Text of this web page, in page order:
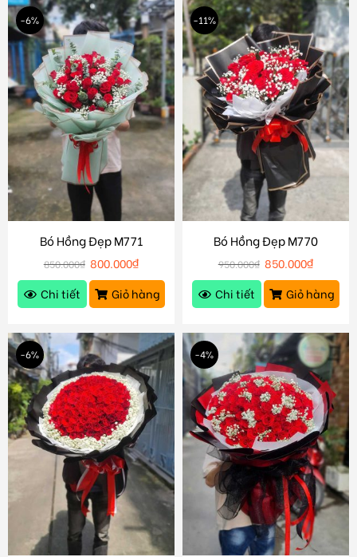
-6%
Bó Hồng Đẹp M771
850.000₫ 800.000₫
Chi tiết
Giỏ hàng
-11%
Bó Hồng Đẹp M770
950.000₫ 850.000₫
Chi tiết
Giỏ hàng
-6% -4%